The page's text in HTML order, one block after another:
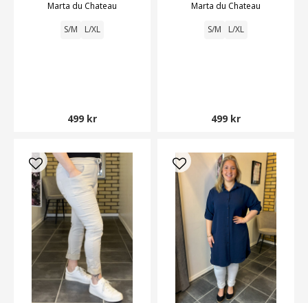
Marta du Chateau
S/M L/XL
499 kr
Marta du Chateau
S/M L/XL
499 kr